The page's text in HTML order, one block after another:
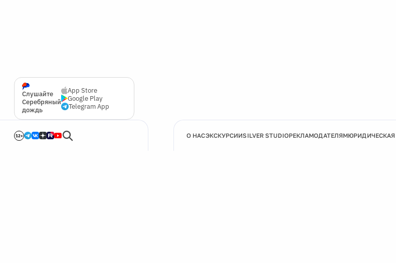
Слушайте
Серебряный
дождь
App Store
Google Play
Telegram App
12+ О НАСЭКСКУРСИИSILVER STUDIOРЕКЛАМОДАТЕЛЯМ